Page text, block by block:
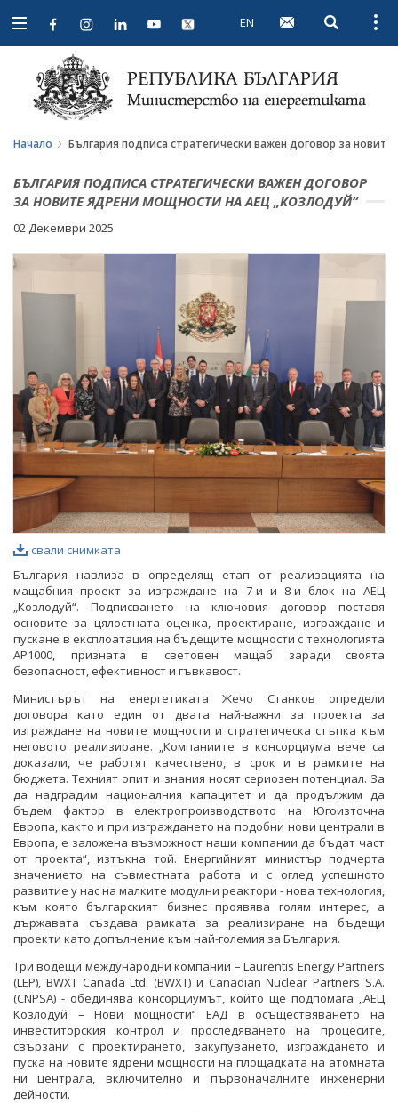
Open
navigation
EN Open
Начало България подписа стратегически важен договор за
БЪЛГАРИЯ ПОДПИСА СТРАТЕГИЧЕСКИ ВАЖЕН ДОГОВОР
ЗА НОВИТЕ ЯДРЕНИ МОЩНОСТИ НА АЕЦ „КОЗЛОДУЙ“
02 Декември 2025
свали снимката
България навлиза в определящ етап от реализацията на
мащабния проект за изграждане на 7-и и 8-и блок на АЕЦ
„Козлодуй“. Подписването на ключовия договор поставя
основите за цялостната оценка, проектиране, изграждане и
пускане в експлоатация на бъдещите мощности с технологията
AP1000, призната в световен мащаб заради своята
безопасност, ефективност и гъвкавост.
Министърът на енергетиката Жечо Станков определи
договора като един от двата най-важни за проекта за
изграждане на новите мощности и стратегическа стъпка към
неговото реализиране. „Компаниите в консорциума вече са
доказали, че работят качествено, в срок и в рамките на
бюджета. Техният опит и знания носят сериозен потенциал. За
да надградим националния капацитет и да продължим да
бъдем фактор в електропроизводството на Югоизточна
Европа, както и при изграждането на подобни нови централи в
Европа, е заложена възможност наши компании да бъдат част
от проекта“, изтъкна той. Енергийният министър подчерта
значението на съвместната работа и с оглед успешното
развитие у нас на малките модулни реактори - нова технология,
към която българският бизнес проявява голям интерес, а
държавата създава рамката за реализиране на бъдещи
проекти като допълнение към най-големия за България.
Три водещи международни компании – Laurentis Energy Partners
(LEP), BWXT Canada Ltd. (BWXT) и Canadian Nuclear Partners S.A.
(CNPSA) - обединява консорциумът, който ще подпомага „АЕЦ
Козлодуй – Нови мощности“ ЕАД в осъществяването на
инвеститорския контрол и проследяването на процесите,
свързани с проектирането, закупуването, изграждането и
пуска на новите ядрени мощности на площадката на атомната
ни централа, включително и първоначалните инженерни
дейности.